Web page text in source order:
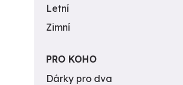
Letní
Zimní
PRO KOHO
Dárky pro dva